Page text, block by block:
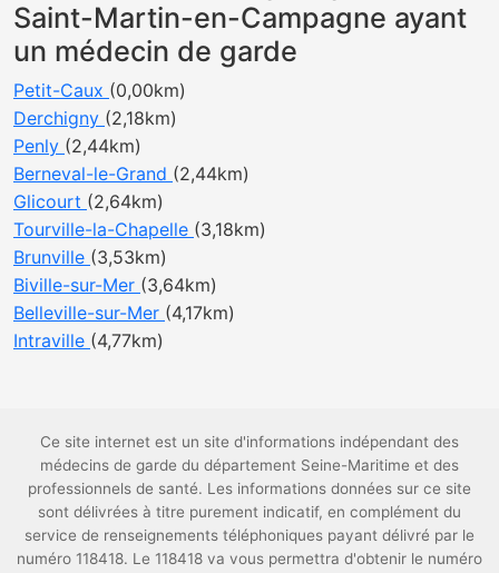
Saint-Martin-en-Campagne ayant
un médecin de garde
Petit-Caux (0,00km)
Derchigny (2,18km)
Penly (2,44km)
Berneval-le-Grand (2,44km)
Glicourt (2,64km)
Tourville-la-Chapelle (3,18km)
Brunville (3,53km)
Biville-sur-Mer (3,64km)
Belleville-sur-Mer (4,17km)
Intraville (4,77km)
Ce site internet est un site d'informations indépendant des
médecins de garde du département Seine-Maritime et des
professionnels de santé. Les informations données sur ce site
sont délivrées à titre purement indicatif, en complément du
service de renseignements téléphoniques payant délivré par le
numéro 118418. Le 118418 va vous permettra d'obtenir le numéro